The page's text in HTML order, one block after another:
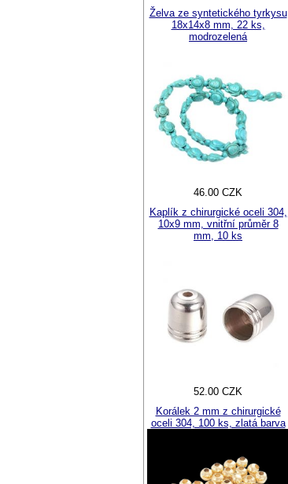
Želva ze syntetického tyrkysu
18x14x8 mm, 22 ks,
modrozelená
46.00 CZK
Kaplík z chirurgické oceli 304,
10x9 mm, vnitřní průměr 8
mm, 10 ks
52.00 CZK
Korálek 2 mm z chirurgické
oceli 304, 100 ks, zlatá barva